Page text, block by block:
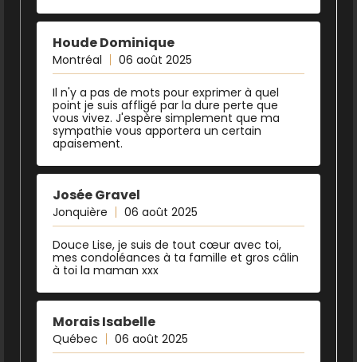
Houde Dominique
Montréal 06 août 2025
Il n'y a pas de mots pour exprimer à quel
point je suis affligé par la dure perte que
vous vivez. J'espère simplement que ma
sympathie vous apportera un certain
apaisement.
Josée Gravel
Jonquière 06 août 2025
Douce Lise, je suis de tout cœur avec toi,
mes condoléances à ta famille et gros câlin
à toi la maman xxx
Morais Isabelle
Québec 06 août 2025